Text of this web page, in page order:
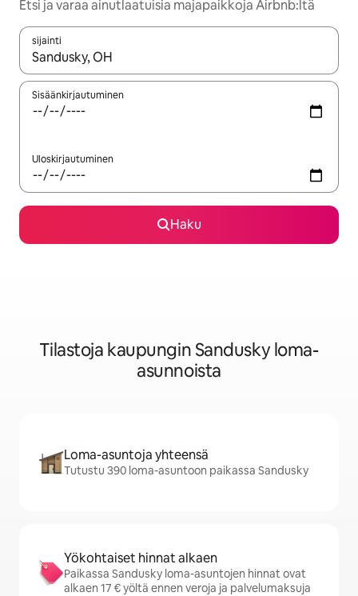
Etsi ja varaa ainutlaatuisia majapaikkoja Airbnb:ltä
sijainti
Kun tulokset ovat saatavilla, navigoi ylös- ja alas-
Sisäänkirjautuminen
Uloskirjautuminen
Haku
Tilastoja kaupungin Sandusky loma-
asunnoista
Loma-asuntoja yhteensä
Tutustu 390 loma-asuntoon paikassa Sandusky
Yökohtaiset hinnat alkaen
Paikassa Sandusky loma-asuntojen hinnat ovat
alkaen 17 € yöltä ennen veroja ja palvelumaksuja